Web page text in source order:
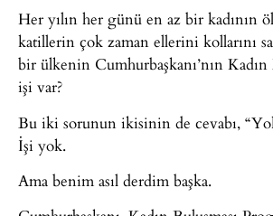
Her yılın her günü en az bir kadının
katillerin çok zaman ellerini kollarını
bir ülkenin Cumhurbaşkanı’nın Kadın
işi var?
Bu iki sorunun ikisinin de cevabı,
İşi yok.
Ama benim asıl derdim başka.